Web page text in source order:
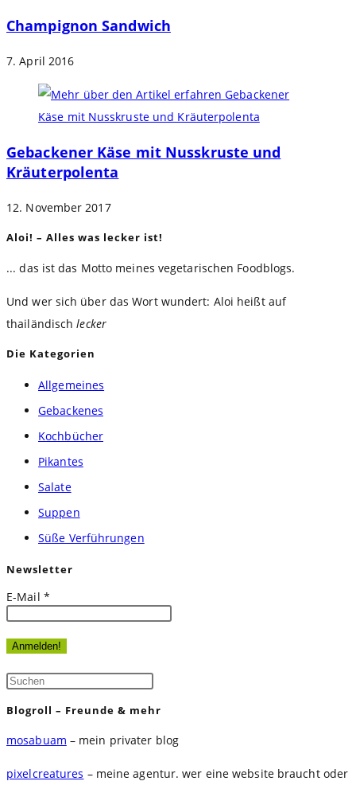
Champignon Sandwich
7. April 2016
Gebackener Käse mit Nusskruste und
Kräuterpolenta
12. November 2017
Aloi! – Alles was lecker ist!
... das ist das Motto meines vegetarischen Foodblogs.
Und wer sich über das Wort wundert: Aloi heißt auf
thailändischlecker
Die Kategorien
Allgemeines
Gebackenes
Kochbücher
Pikantes
Salate
Suppen
Süße Verführungen
Newsletter
E-Mail *
Press
close
the
Blogroll – Freunde & mehr
mosabuam – mein privater blog
pixelcreatures – meine agentur. wer eine website braucht oder